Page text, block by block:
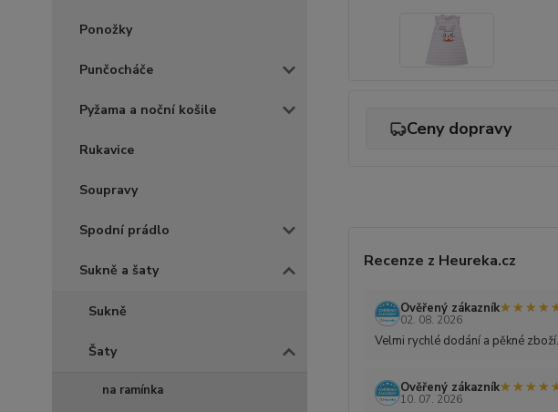
Ponožky
Punčocháče
Pyžama a noční košile
Rukavice
Soupravy
Spodní prádlo
Sukně a šaty
Sukně
Šaty
na ramínka
Ceny dopravy
Recenze z Heureka.cz
Ověřený zákazník
02. 08. 2026
Velmi rychlé dodání a pěkné
Ověřený zákazník
10. 07. 2026